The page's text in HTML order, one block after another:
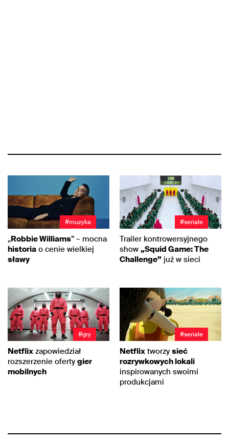
#muzyka
„Robbie Williams” – mocna
historia o cenie wielkiej
sławy
#seriale
Trailer kontrowersyjnego
show „Squid Game: The
Challenge” już w sieci
#gry
Netflix zapowiedział
rozszerzenie oferty gier
mobilnych
#seriale
Netflix tworzy sieć
rozrywkowych lokali
inspirowanych swoimi
produkcjami